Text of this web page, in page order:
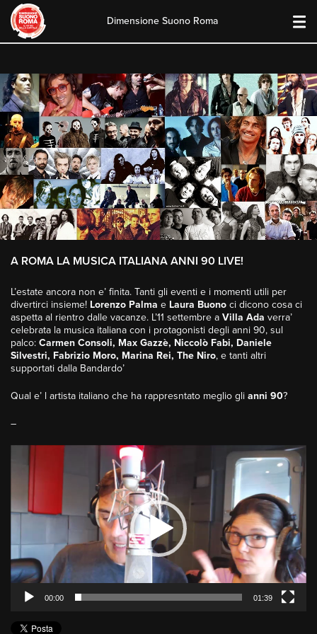
content
Dimensione Suono Roma
A ROMA LA MUSICA ITALIANA ANNI 90 LIVE!
L’estate ancora non e’ finita. Tanti gli eventi e i momenti utili per
divertirci insieme! Lorenzo Palma e Laura Buono ci dicono cosa ci
aspetta al rientro dalle vacanze. L’11 settembre a Villa Ada verra’
celebrata la musica italiana con i protagonisti degli anni 90, sul
palco: Carmen Consoli, Max Gazzè, Niccolò Fabi, Daniele
Silvestri, Fabrizio Moro, Marina Rei, The Niro, e tanti altri
supportati dalla Bandardo’
Qual e’ l artista italiano che ha rappresntato meglio gli anni 90?
–
Player
00:00 01:39